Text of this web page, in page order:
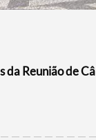
da Reunião de